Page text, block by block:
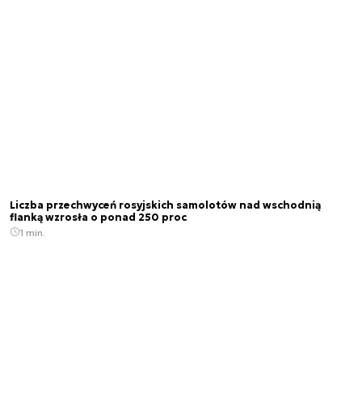
Liczba przechwyceń rosyjskich samolotów nad wschodnią
flanką wzrosła o ponad 250 proc
1 min.